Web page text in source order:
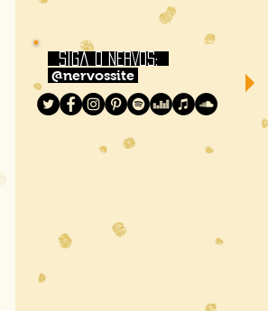
siga o NERVOS:
@nervossite